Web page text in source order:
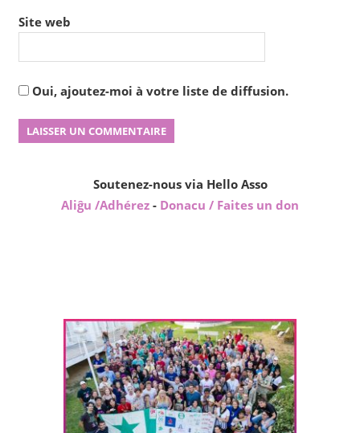
Site web
Oui, ajoutez-moi à votre liste de diffusion.
Soutenez-nous via Hello Asso
Aliĝu /Adhérez - Donacu / Faites un don